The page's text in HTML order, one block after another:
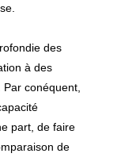
des
à des
conéquent,
part, de faire
de